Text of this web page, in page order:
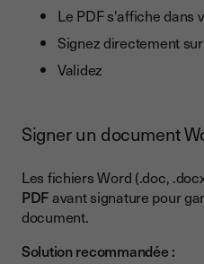
Le PDF s'affiche dans
Signez directement
Validez
Signer un document
Les fichiers Word (.doc,
PDFavant signature pour
document.
Solution recommandée :